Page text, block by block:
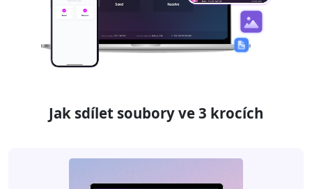
Jak sdílet soubory ve 3 krocích